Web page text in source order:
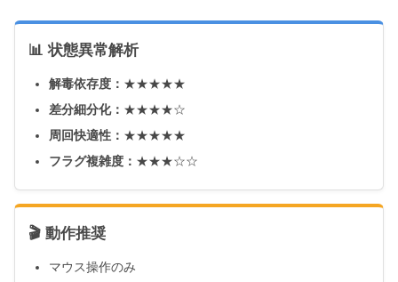
📊 状態異常解析
解毒依存度： ★★★★★
差分細分化： ★★★★☆
周回快適性： ★★★★★
フラグ複雑度： ★★★☆☆
🎬 動作推奨
マウス操作のみ